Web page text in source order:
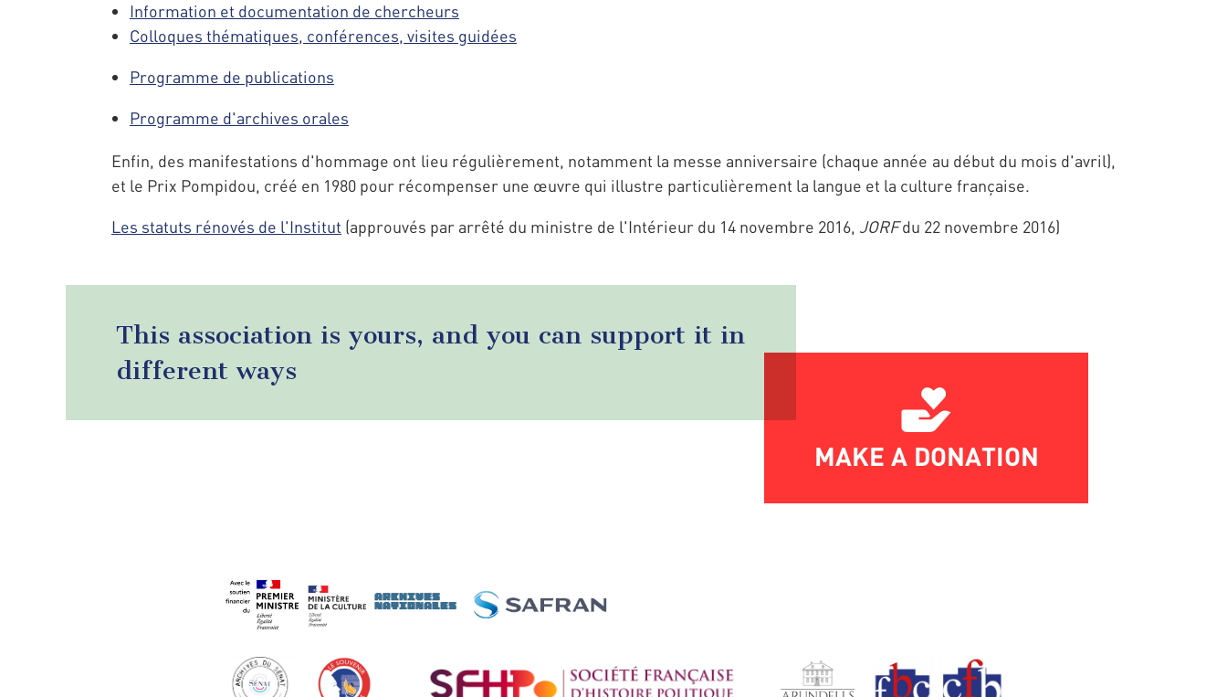
Information et documentation de chercheurs
Colloques thématiques, conférences, visites guidées
Programme de publications
Programme d'archives orales
Enfin, des manifestations d'hommage ont lieu régulièrement, notamment la messe anniversaire (chaque année au début du mois d'avril),
et le Prix Pompidou, créé en 1980 pour récompenser une œuvre qui illustre particulièrement la langue et la culture française.
Les statuts rénovés de l'Institut (approuvés par arrêté du ministre de l'Intérieur du 14 novembre 2016, JORFdu 22 novembre 2016)
This association is yours, and you can support it in
different ways
MAKE A DONATION